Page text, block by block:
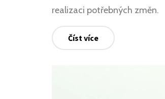
realizaci potřebných změn.
Číst více